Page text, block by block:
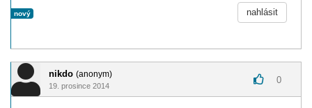
nový nahlásit
nikdo (anonym)
19. prosince 2014
0